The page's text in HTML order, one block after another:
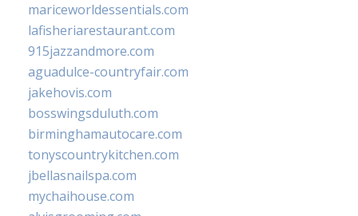
mariceworldessentials.com
lafisheriarestaurant.com
915jazzandmore.com
aguadulce-countryfair.com
jakehovis.com
bosswingsduluth.com
birminghamautocare.com
tonyscountrykitchen.com
jbellasnailspa.com
mychaihouse.com